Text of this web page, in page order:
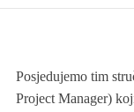
Posjedujemo tim
Project Manager)